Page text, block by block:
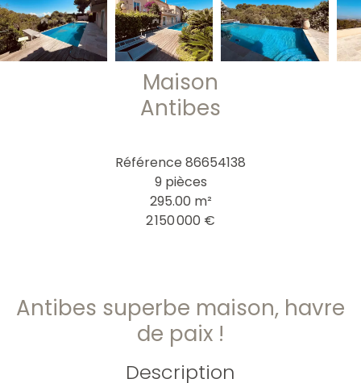
Maison
Antibes
Référence 86654138
9 pièces
295.00 m²
2 150 000 €
Antibes superbe maison, havre
de paix !
Description